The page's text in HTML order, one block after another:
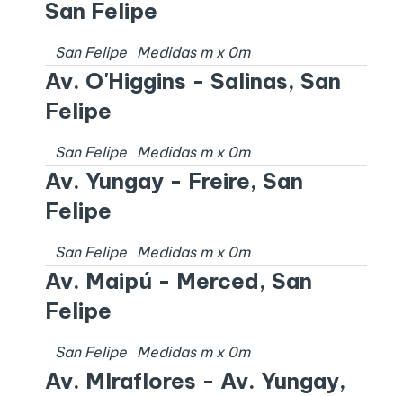
San Felipe
San Felipe Medidas m x 0m
Av. O'Higgins - Salinas, San
Felipe
San Felipe Medidas m x 0m
Av. Yungay - Freire, San
Felipe
San Felipe Medidas m x 0m
Av. Maipú - Merced, San
Felipe
San Felipe Medidas m x 0m
Av. MIraflores - Av. Yungay,